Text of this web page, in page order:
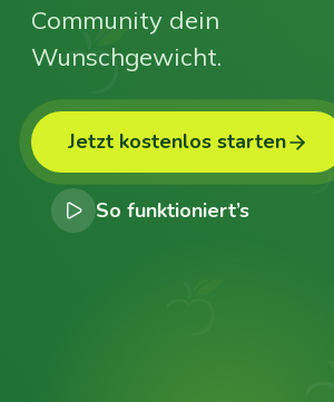
Community dein
Wunschgewicht.
Jetzt kostenlos starten
So funktioniert’s